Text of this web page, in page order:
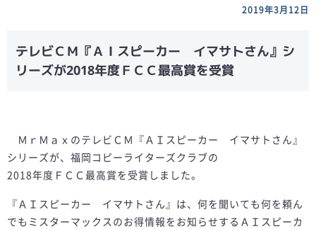
2019年3月12日
テレビＣＭ『ＡＩスピーカー イマサトさん』シ
リーズが2018年度ＦＣＣ最高賞を受賞
ＭｒＭａｘのテレビＣＭ『ＡＩスピーカー イマサトさん』
シリーズが、福岡コピーライターズクラブの
2018年度ＦＣＣ最高賞を受賞しました。
『ＡＩスピーカー イマサトさん』は、何を聞いても何を頼ん
でもミスターマックスのお得情報をお知らせするＡＩスピーカ